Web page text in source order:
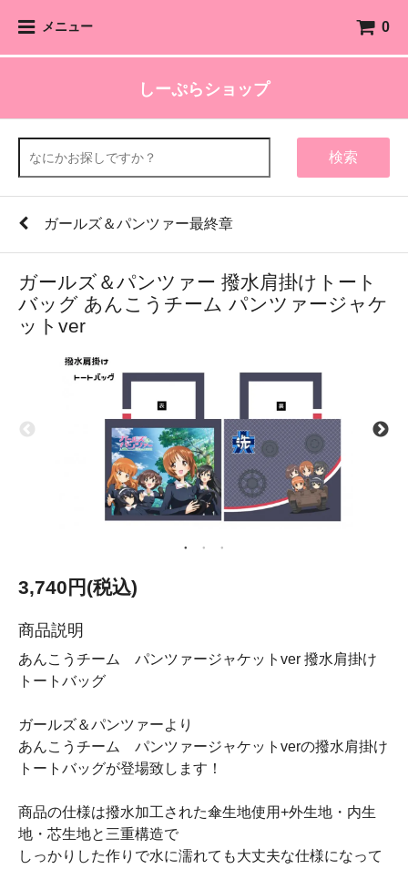
メニュー 0
しーぷらショップ
検索
ガールズ＆パンツァー最終章
ガールズ＆パンツァー 撥水肩掛けトート
バッグ あんこうチーム パンツァージャケ
ットver
3,740円(税込)
商品説明
あんこうチーム パンツァージャケットver 撥水肩掛け
トートバッグ
ガールズ＆パンツァーより
あんこうチーム パンツァージャケットverの撥水肩掛け
トートバッグが登場致します！
商品の仕様は撥水加工された傘生地使用+外生地・内生
地・芯生地と三重構造で
しっかりした作りで水に濡れても大丈夫な仕様になって